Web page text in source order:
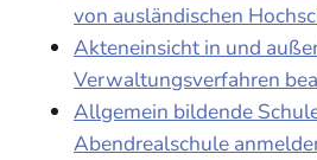
von ausländischen
Akteneinsicht in und
Verwaltungsverfahren
Allgemein bildende
Abendrealschule